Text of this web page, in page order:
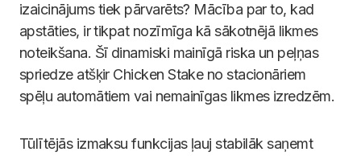
izaicinājums tiek pārvarēts? Mācība par to, kad
apstāties, ir tikpat nozīmīga kā sākotnējā likmes
noteikšana. Šī dinamiski mainīgā riska un peļņas
spriedze atšķir Chicken Stake no stacionāriem
spēļu automātiem vai nemainīgas likmes izredzēm.
Tūlītējās izmaksu funkcijas ļauj stabilāk saņemt